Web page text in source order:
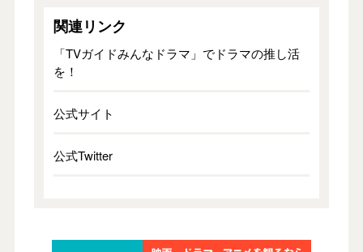
関連リンク
「TVガイドみんなドラマ」でドラマの推し活
を！
公式サイト
公式Twitter